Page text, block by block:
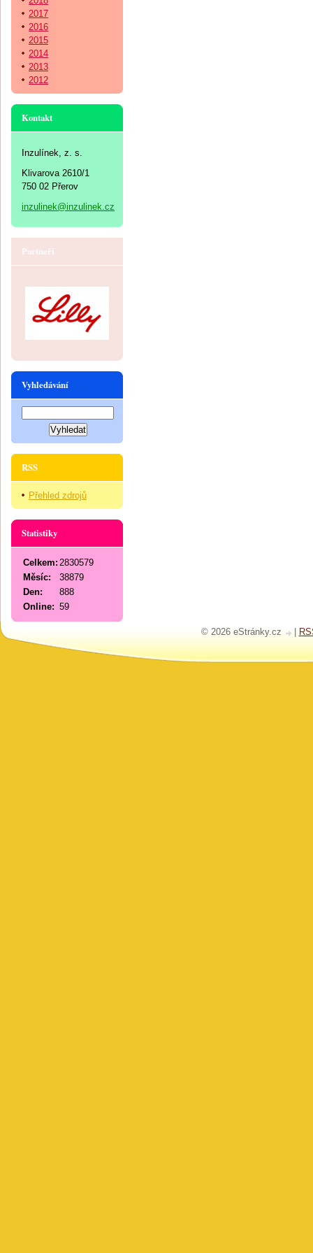
2017
2016
2015
2014
2013
2012
Kontakt
Inzulínek, z. s.
Klivarova 2610/1
750 02 Přerov
inzulinek@inzulinek.cz
Partneři
Vyhledávání
RSS
Přehled zdrojů
Statistiky
Online: 59
Celkem: 2830579
Měsíc:
38879
Den:
888
© 2026 eStránky.cz